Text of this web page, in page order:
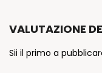
VALUTAZIONE
Sii il primo a